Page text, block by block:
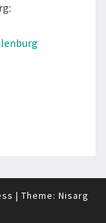
| Theme: Nisarg